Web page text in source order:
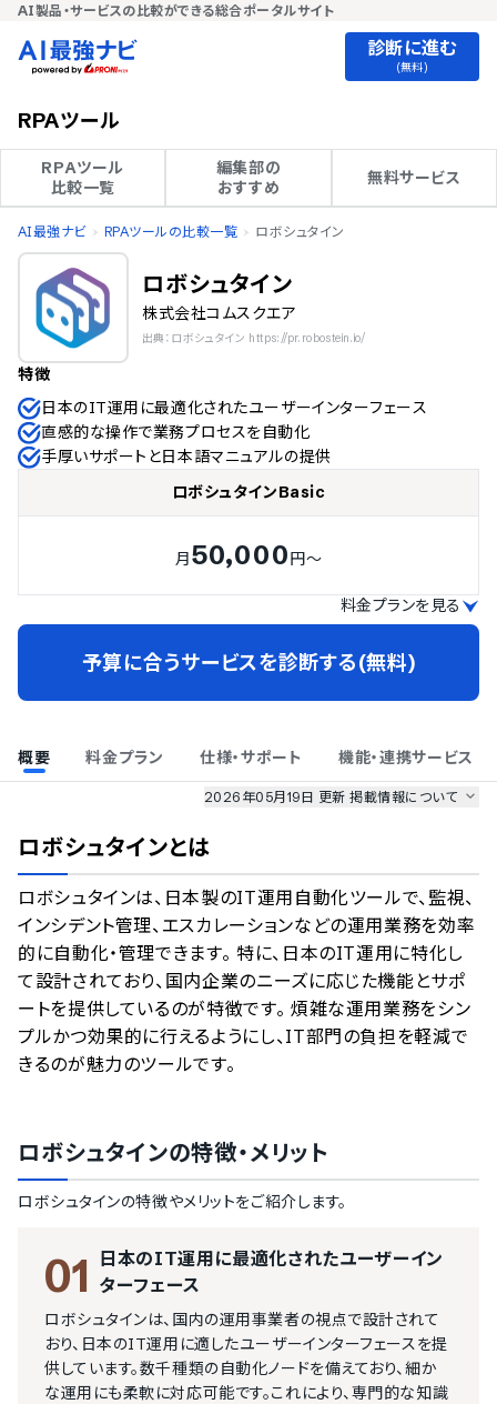
AI製品・サービスの比較ができる総合ポータルサイト
診断に進む
(無料)
RPAツール
RPAツール
比較一覧
編集部の
おすすめ
無料サービス
AI最強ナビ RPAツールの比較一覧 ロボシュタイン
ロボシュタイン
株式会社コムスクエア
出典：ロボシュタイン https://pr.robostein.io/
特徴
日本のIT運用に最適化されたユーザーインターフェース
直感的な操作で業務プロセスを自動化
手厚いサポートと日本語マニュアルの提供
ロボシュタインBasic
月50,000円～
料金プランを見る
予算に合うサービスを診断する(無料)
概要 料金プラン 仕様・サポート 機能・連携サービス
2026年05月19日 更新掲載情報について
のサービスデータを参照しています。
情報更新者： AI最強ナビ 編集部 情報取得元 掲載修正依頼
ロボシュタインとは
ロボシュタインは、日本製のIT運用自動化ツールで、監視、
インシデント管理、エスカレーションなどの運用業務を効率
的に自動化・管理できます。 特に、日本のIT運用に特化し
て設計されており、国内企業のニーズに応じた機能とサポ
ートを提供しているのが特徴です。 煩雑な運用業務をシン
プルかつ効果的に行えるようにし、IT部門の負担を軽減で
きるのが魅力のツールです。
ロボシュタインの特徴・メリット
ロボシュタインの特徴やメリットをご紹介します。
01
日本のIT運用に最適化されたユーザーイン
ターフェース
ロボシュタインは、国内の運用事業者の視点で設計されて
おり、日本のIT運用に適したユーザーインターフェースを提
供しています。数千種類の自動化ノードを備えており、細か
な運用にも柔軟に対応可能です。これにより、専門的な知識